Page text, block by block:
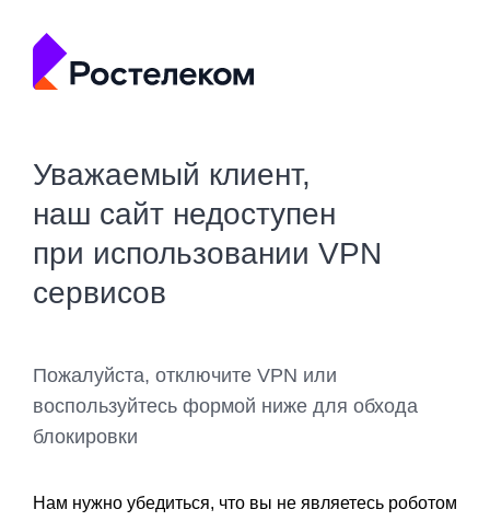
Уважаемый клиент,
наш сайт недоступен
при использовании VPN
сервисов
Пожалуйста, отключите VPN или
воспользуйтесь формой ниже для обхода
блокировки
Нам нужно убедиться, что вы не являетесь роботом